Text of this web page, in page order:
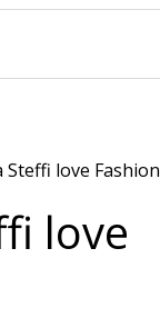
Steffi love Fashion
love